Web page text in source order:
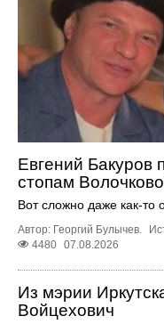
Евгений
стопам
Вот сложно даже как-то
Автор: Георгий Булычев.
4480 07.08.2026
Из мэрии
Войцехович